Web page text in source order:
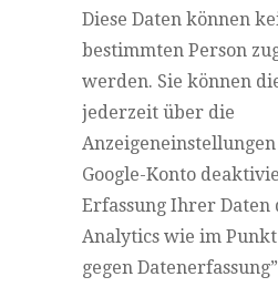
Diese Daten können
bestimmten Person
werden. Sie können
jederzeit über die
Google-Konto
Erfassung Ihrer Daten
Analytics wie im
gegen